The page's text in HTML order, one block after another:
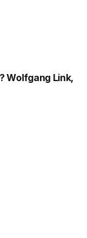
Wolfgang Link,